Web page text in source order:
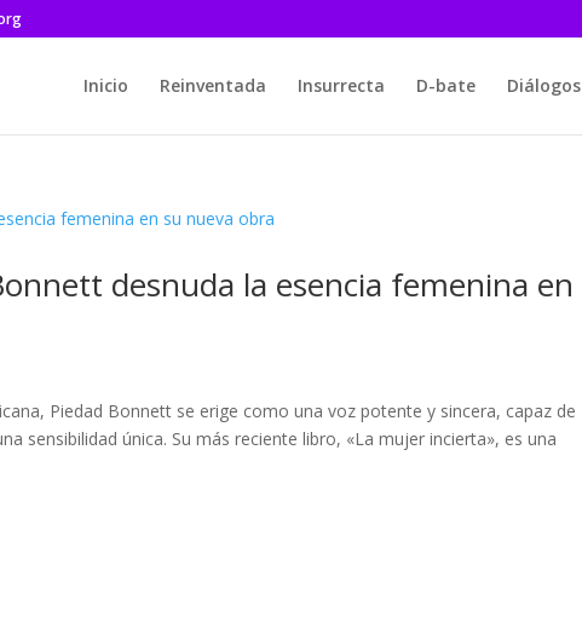
Inicio Reinventada Insurrecta D-bate Diálogos
desnuda la esencia femenina en
Piedad Bonnett se erige como una voz potente y sincera, capaz de
sensibilidad única. Su más reciente libro, «La mujer incierta», es una